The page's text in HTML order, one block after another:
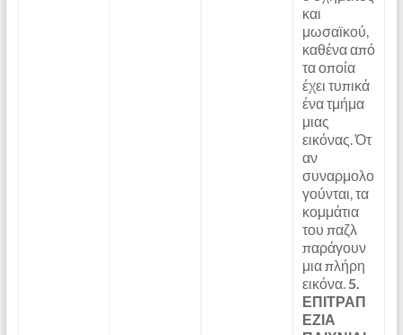
και
μωσαϊκού,
καθένα από
τα οποία
έχει τυπικά
ένα τμήμα
μιας
εικόνας. Ότ
αν
συναρμολο
γούνται, τα
κομμάτια
του παζλ
παράγουν
μια πλήρη
εικόνα. 5.
ΕΠΙΤΡΑΠ
ΕΖΙΑ